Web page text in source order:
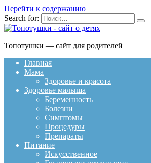
Перейти к содержанию
Search for:
Топотушки — сайт для родителей
Главная
Мама
Здоровье и красота
Здоровье малыша
Беременность
Болезни
Симптомы
Процедуры
Препараты
Питание
Искусственное